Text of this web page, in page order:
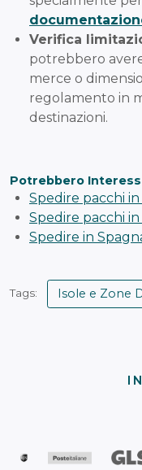
Verifica
potrebbero
merce o
regolamento in
destinazioni.
Potrebbero
Spedire pacchi in
Spedire pacchi
Spedire in
Tags: Isole e Zone
I